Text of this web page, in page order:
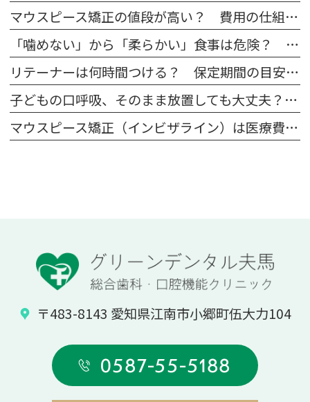
マウスピース矯正の値段が高い？ 費用の仕組みと内訳を解説
「噛めない」から「柔らかい」食事は危険？ 食習慣の偏りが招く高齢者の口腔機能低下と対策
リテーナーは何時間つける？ 保定期間の目安と矯正後の後戻りを防ぐポイント
子どもの口呼吸、そのまま放置しても大丈夫？治し方とデメリットを解説
マウスピース矯正（インビザライン）は医療費控除の対象？費用が一部戻ってくるって本当？
〒483-8143 愛知県江南市小郷町伍大力104
0587-55-5188